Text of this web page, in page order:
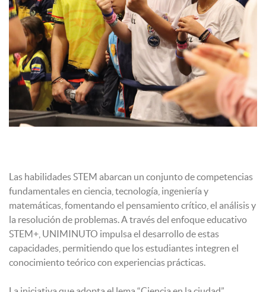
Las habilidades STEM abarcan un conjunto de competencias
fundamentales en ciencia, tecnología, ingeniería y
matemáticas, fomentando el pensamiento crítico, el análisis y
la resolución de problemas. A través del enfoque educativo
STEM+, UNIMINUTO impulsa el desarrollo de estas
capacidades, permitiendo que los estudiantes integren el
conocimiento teórico con experiencias prácticas.